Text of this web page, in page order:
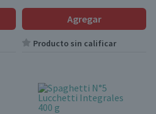
Agregar
Producto sin calificar